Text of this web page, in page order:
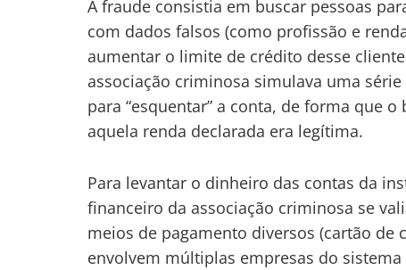
A fraude consistia em buscar pessoas
com dados falsos (como profissão e
aumentar o limite de crédito desse
associação criminosa simulava uma
para “esquentar” a conta, de forma que
aquela renda declarada era legítima.
Para levantar o dinheiro das contas da
financeiro da associação criminosa se
meios de pagamento diversos (cartão de
envolvem múltiplas empresas do